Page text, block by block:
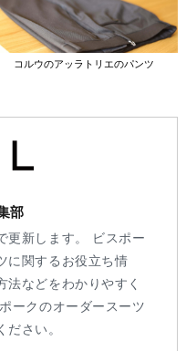
コルウのアッラトリエのパンツ
部
更新します。 ビスポー
に関するお役立ち情
法などをわかりやすく
ークのオーダースーツ
ださい。